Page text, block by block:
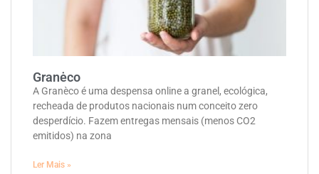
Granėco
A Granèco é uma despensa online a granel, ecológica,
recheada de produtos nacionais num conceito zero
desperdício. Fazem entregas mensais (menos CO2
emitidos) na zona
Ler Mais »